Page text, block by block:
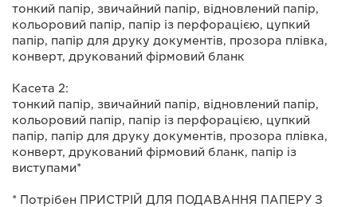
тонкий папір, звичайний папір, відновлений папір,
кольоровий папір, папір із перфорацією, цупкий
папір, папір для друку документів, прозора плівка,
конверт, друкований фірмовий бланк
Касета 2:
тонкий папір, звичайний папір, відновлений папір,
кольоровий папір, папір із перфорацією, цупкий
папір, папір для друку документів, прозора плівка,
конверт, друкований фірмовий бланк, папір із
виступами*
* Потрібен ПРИСТРІЙ ДЛЯ ПОДАВАННЯ ПАПЕРУ З